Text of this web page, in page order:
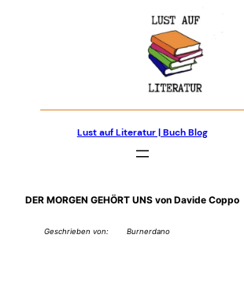
Lust auf Literatur | Buch Blog
DER MORGEN GEHÖRT UNS von Davide Coppo
Geschrieben von: Burnerdano